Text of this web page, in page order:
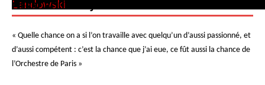
Landowski
PIERRE BOULEZ – JUIN 2013
« Quelle chance on a si l’on travaille avec quelqu’un d’aussi passionné, et
d’aussi compétent : c’est la chance que j’ai eue, ce fût aussi la chance de
l’Orchestre de Paris »